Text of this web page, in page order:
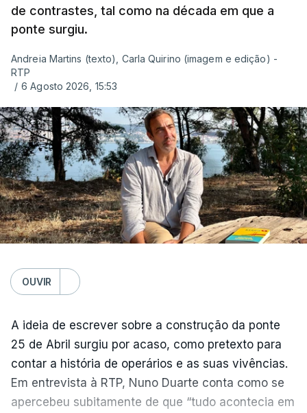
de contrastes, tal como na década em que a
ponte surgiu.
Andreia Martins (texto), Carla Quirino (imagem e edição) -
RTP
/ 6 Agosto 2026, 15:53
OUVIR
A ideia de escrever sobre a construção da ponte
25 de Abril surgiu por acaso, como pretexto para
contar a história de operários e as suas vivências.
Em entrevista à RTP, Nuno Duarte conta como se
apercebeu subitamente de que “tudo acontecia em